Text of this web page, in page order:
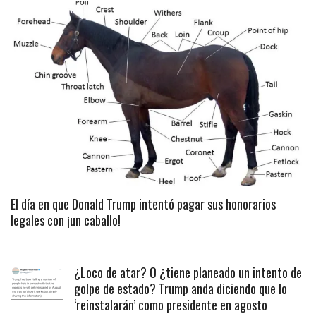
El día en que Donald Trump intentó pagar sus honorarios
legales con ¡un caballo!
¿Loco de atar? O ¿tiene planeado un intento de
golpe de estado? Trump anda diciendo que lo
‘reinstalarán’ como presidente en agosto